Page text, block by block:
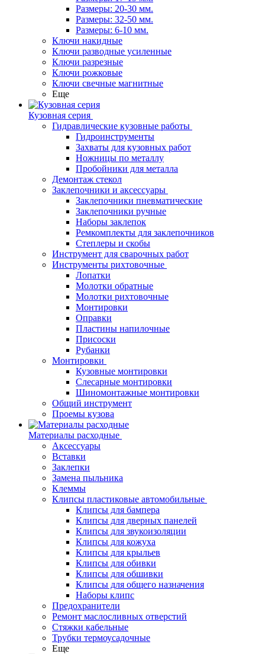
Размеры: 20-30 мм.
Размеры: 32-50 мм.
Размеры: 6-10 мм.
Ключи накидные
Ключи разводные усиленные
Ключи разрезные
Ключи рожковые
Ключи свечные магнитные
Еще
Кузовная серия
Гидравлические кузовные работы
Гидроинструменты
Захваты для кузовных работ
Ножницы по металлу
Пробойники для металла
Демонтаж стекол
Заклепочники и аксессуары
Заклепочники пневматические
Заклепочники ручные
Наборы заклепок
Ремкомплекты для заклепочников
Степлеры и скобы
Инструмент для сварочных работ
Инструменты рихтовочные
Лопатки
Молотки обратные
Молотки рихтовочные
Монтировки
Оправки
Пластины напилочные
Присоски
Рубанки
Монтировки
Кузовные монтировки
Слесарные монтировки
Шиномонтажные монтировки
Общий инструмент
Проемы кузова
Материалы расходные
Аксессуары
Вставки
Заклепки
Замена пыльника
Клеммы
Клипсы пластиковые автомобильные
Клипсы для бампера
Клипсы для дверных панелей
Клипсы для звукоизоляции
Клипсы для кожуха
Клипсы для крыльев
Клипсы для обивки
Клипсы для обшивки
Клипсы для общего назначения
Наборы клипс
Предохранители
Ремонт маслосливных отверстий
Стяжки кабельные
Трубки термоусадочные
Еще